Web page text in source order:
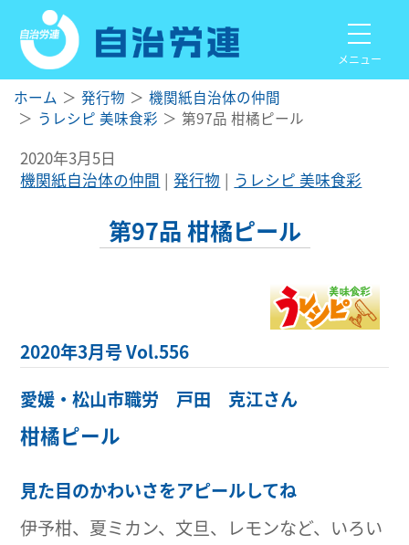
メニュー
ホーム 発行物
機関紙自治体の仲間
うレシピ 美味食彩
第97品 柑橘ピール
2020年3月5日
機関紙自治体の仲間
発行物 うレシピ 美味食彩
第97品 柑橘ピール
2020年3月号 Vol.556
愛媛・松山市職労 戸田 克江さん
柑橘ピール
見た目のかわいさをアピールしてね
伊予柑、夏ミカン、文旦、レモンなど、いろい